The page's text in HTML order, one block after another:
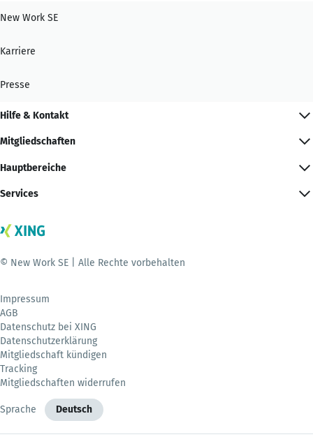
New Work SE
Karriere
Presse
Hilfe & Kontakt
Mitgliedschaften
Hauptbereiche
Services
© New Work SE | Alle Rechte vorbehalten
Impressum
AGB
Datenschutz bei XING
Datenschutzerklärung
Mitgliedschaft kündigen
Tracking
Mitgliedschaften widerrufen
Sprache Deutsch